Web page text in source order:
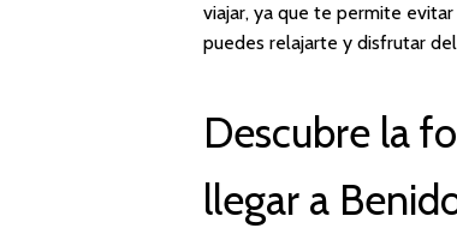
viajar, ya que te permite
puedes relajarte y disfrutar
Descubre la
llegar a